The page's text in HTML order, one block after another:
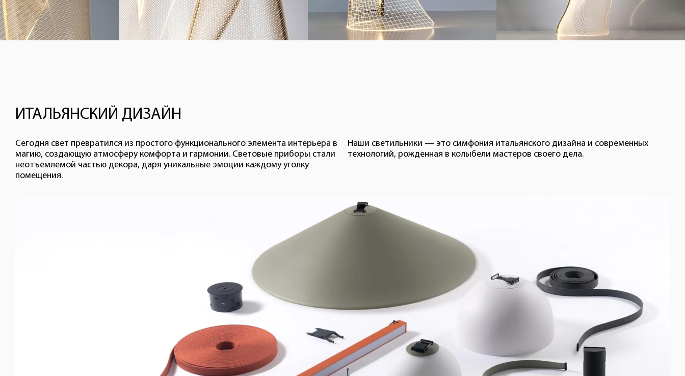
ИТАЛЬЯНСКИЙ ДИЗАЙН
Сегодня свет превратился из простого функционального элемента интерьера в
магию, создающую атмосферу комфорта и гармонии. Световые приборы стали
неотъемлемой частью декора, даря уникальные эмоции каждому уголку
помещения.
Наши светильники — это симфония итальянского дизайна и современных
технологий, рожденная в колыбели мастеров своего дела.